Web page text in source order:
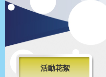
活動花絮